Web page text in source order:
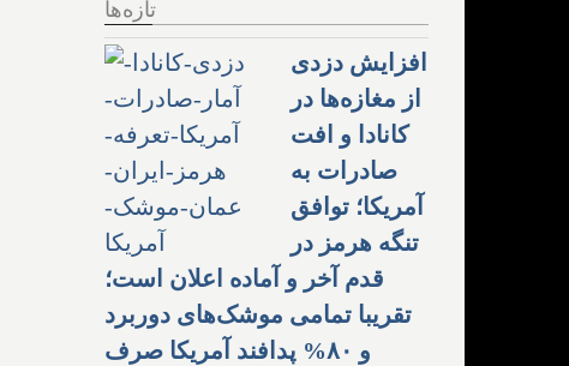
تازه‌ها
افزایش دزدی
از مغازه‌ها در
کانادا و افت
صادرات به
آمریکا؛ توافق
تنگه هرمز در
قدم آخر و آماده اعلان است؛
تقریبا تمامی موشک‌های دوربرد
و ۸۰% پدافند آمریکا صرف